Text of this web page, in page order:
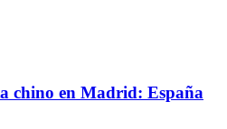
chino en Madrid: España